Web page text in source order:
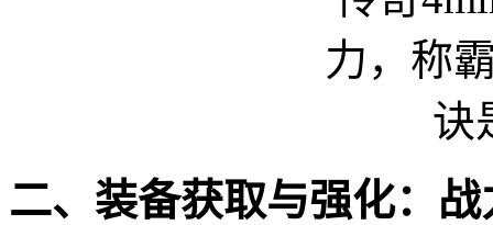
二、装备获取与强化：